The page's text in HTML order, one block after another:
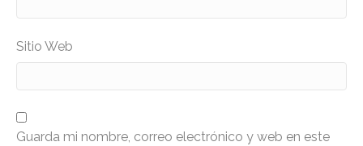
Sitio Web
Guarda mi nombre, correo electrónico y web en este